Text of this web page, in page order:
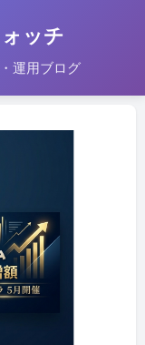
ッチ
運用ブログ